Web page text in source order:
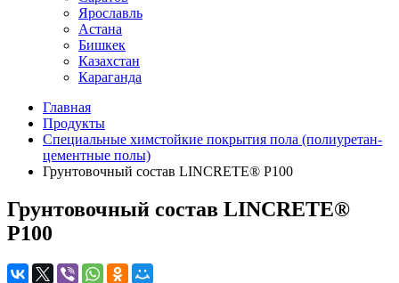
Ярославль
Астана
Бишкек
Казахстан
Караганда
Главная
Продукты
Специальные химстойкие покрытия пола (полиуретан-
цементные полы)
Грунтовочный состав LINCRETE® P100
Грунтовочный состав LINCRETE®
P100